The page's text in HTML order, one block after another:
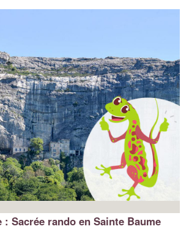
: Sacrée rando en Sainte Baume